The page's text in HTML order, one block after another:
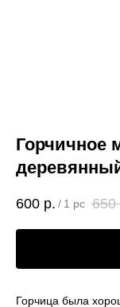
Горчичное
600 р. / 1 pc 650
Горчица была